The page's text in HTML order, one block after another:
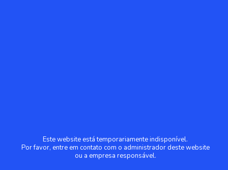
Este website está temporariamente indisponível.
Por favor, entre em contato com o administrador deste website
ou a empresa responsável.